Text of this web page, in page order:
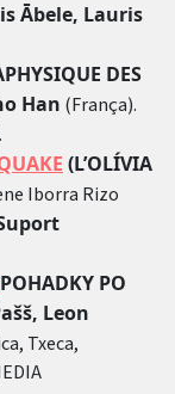
Ābele, Lauris
DES
Han (França).
.
(L’OLÍVIA
Iborra Rizo
PO
Leon
Txeca,